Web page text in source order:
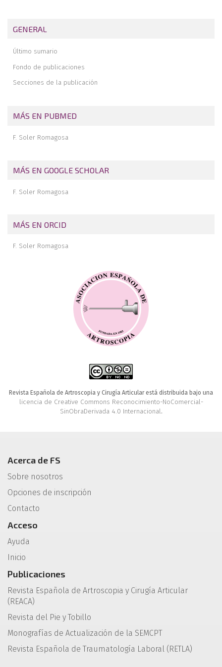
Pau Golanó in memoriam. Presentación del “Premio a la
GENERAL
Último sumario
Fondo de publicaciones
Secciones de la publicación
MÁS EN PUBMED
F. Soler Romagosa
MÁS EN GOOGLE SCHOLAR
F. Soler Romagosa
MÁS EN ORCID
F. Soler Romagosa
Revista Española de Artroscopia y Cirugía Articular está distribuida bajo una
licencia de Creative Commons Reconocimiento-NoComercial-
SinObraDerivada 4.0 Internacional.
Acerca de FS
Sobre nosotros
Opciones de inscripción
Contacto
Acceso
Ayuda
Inicio
Publicaciones
Revista Española de Artroscopia y Cirugía Articular
(REACA)
Revista del Pie y Tobillo
Monografías de Actualización de la SEMCPT
Revista Española de Traumatología Laboral (RETLA)